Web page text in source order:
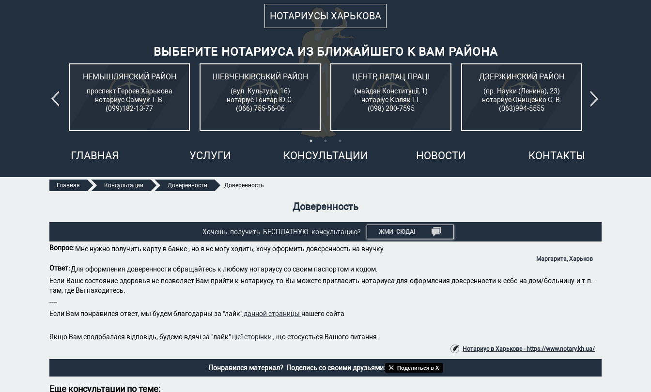
НОТАРИУСЫ ХАРЬКОВА
ВЫБЕРИТЕ НОТАРИУСА ИЗ БЛИЖАЙШЕГО К ВАМ РАЙОНА
НЕМЫШЛЯНСКИЙ РАЙОН
проспект Героев Харькова
нотариус Самчук Т. В.
(099)182-13-77
ШЕВЧЕНКІВСЬКИЙ РАЙОН
(вул. Культури, 16)
нотаріус Гонтар Ю.С.
(066) 755-56-06
ЦЕНТР, ПАЛАЦ ПРАЦІ
(майдан Конституції, 1)
нотаріус Кізляк Г.І.
(098) 200-7595
ДЗЕРЖИНСКИЙ РАЙОН
(пр. Науки (Ленина), 23)
нотариус Онищенко С. В.
(063)994-5555
ГЛАВНАЯ УСЛУГИ КОНСУЛЬТАЦИИ НОВОСТИ КОНТАКТЫ
Главная Консультации Доверенности Доверенность
Доверенность
Хочешь получить БЕСПЛАТНУЮ консультацию? ЖМИ СЮДА!
Вопрос: Мне нужно получить карту в банке , но я не могу ходить, хочу оформить доверенность на внучку
Маргарита, Харьков
Ответ:Для оформления доверенности обращайтесь к любому нотариусу со своим паспортом и кодом.
Если Ваше состояние здоровья не позволяет Вам прийти к нотариусу, то Вы можете пригласить нотариуса для оформления доверенности к себе на дом/больницу и т.п. -
там, где Вы находитесь.
----
Если Вам понравился ответ, мы будем благодарны за "лайк" данной страницы нашего сайта
Якщо Вам сподобалася відповідь, будемо вдячі за "лайк" цієї сторінки , що стосується Вашого питання.
Нотариус в Харькове - https://www.notary.kh.ua/
Понравился материал? Поделись со своими друзьями: Поделиться в X
Еще консультации по теме: